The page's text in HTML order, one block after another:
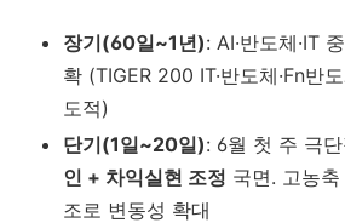
장기(60일~1년): AI·반도체·IT
확 (TIGER 200 IT·반도체·Fn반
도적)
단기(1일~20일): 6월 첫 주 극
인 + 차익실현 조정 국면. 고농
조로 변동성 확대